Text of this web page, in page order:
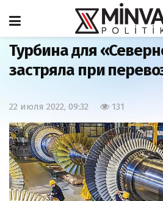
Главная
Турбина для
застряла при
22 июля 2022, 09:32 131